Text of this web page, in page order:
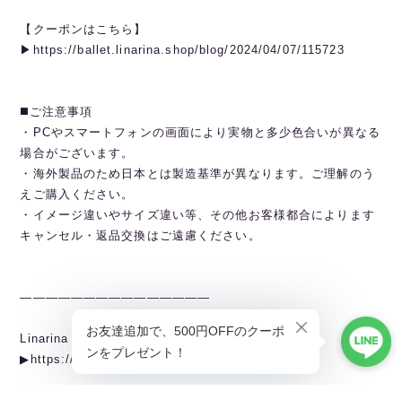
【クーポンはこちら】
▶︎https://ballet.linarina.shop/blog/2024/04/07/115723
◼️ご注意事項
・PCやスマートフォンの画面により実物と多少色合いが異なる
場合がございます。
・海外製品のため日本とは製造基準が異なります。ご理解のう
えご購入ください。
・イメージ違いやサイズ違い等、その他お客様都合によります
キャンセル・返品交換はご遠慮ください。
———————————————
Linarina TOPページから全商品閲覧できます。
▶︎https://ballet.linarina.shop